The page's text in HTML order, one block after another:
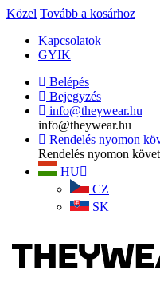
Közel Tovább a kosárhoz
Kapcsolatok
GYIK
Belépés
Bejegyzés
info@theywear.hu
info@theywear.hu
Rendelés nyomon
Rendelés nyomon
HU
CZ
SK